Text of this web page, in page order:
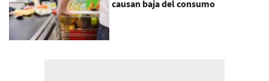
causan baja del consumo